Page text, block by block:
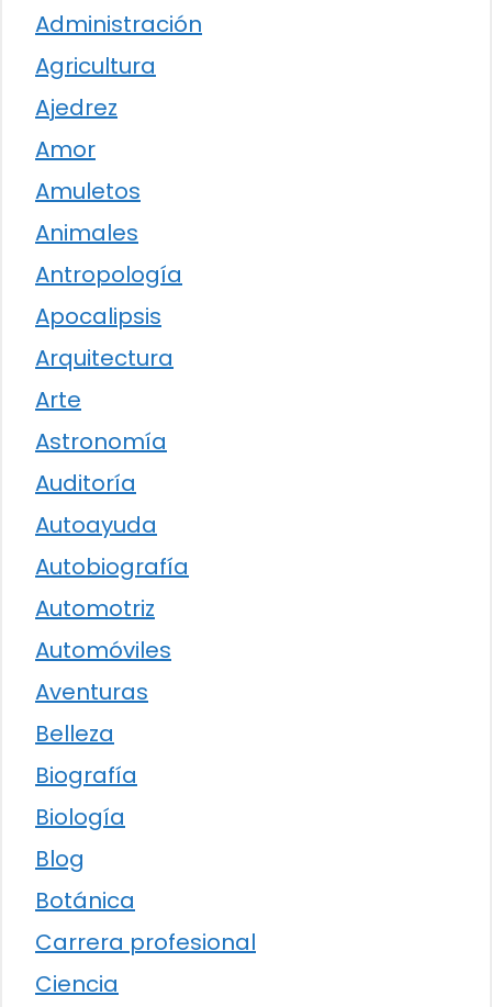
Administración
Agricultura
Ajedrez
Amor
Amuletos
Animales
Antropología
Apocalipsis
Arquitectura
Arte
Astronomía
Auditoría
Autoayuda
Autobiografía
Automotriz
Automóviles
Aventuras
Belleza
Biografía
Biología
Blog
Botánica
Carrera profesional
Ciencia